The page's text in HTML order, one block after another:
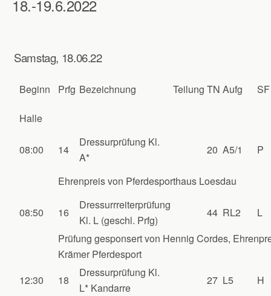
18.-19.6.2022
Samstag, 18.06.22
Beginn Prfg Bezeichnung Teilung TN Aufg SF
Halle
08:00 14
Dressurprüfung Kl.
A*
20 A5/1 P
Ehrenpreis von Pferdesporthaus Loesdau
08:50 16
Dressurrreiterprüfung
Kl. L (geschl. Prfg)
44 RL2
L
Prüfung gesponsert von Hennig Cordes,
Krämer Pferdesport
12:30
18
Dressurprüfung Kl.
L* Kandarre
27 L5 H